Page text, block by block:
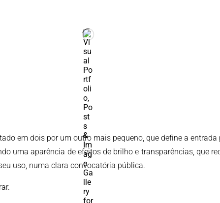
em dois por um outro mais pequeno, que define a entrada
uma aparência de efeitos de brilho e transparências, que
uso, numa clara convocatória pública.